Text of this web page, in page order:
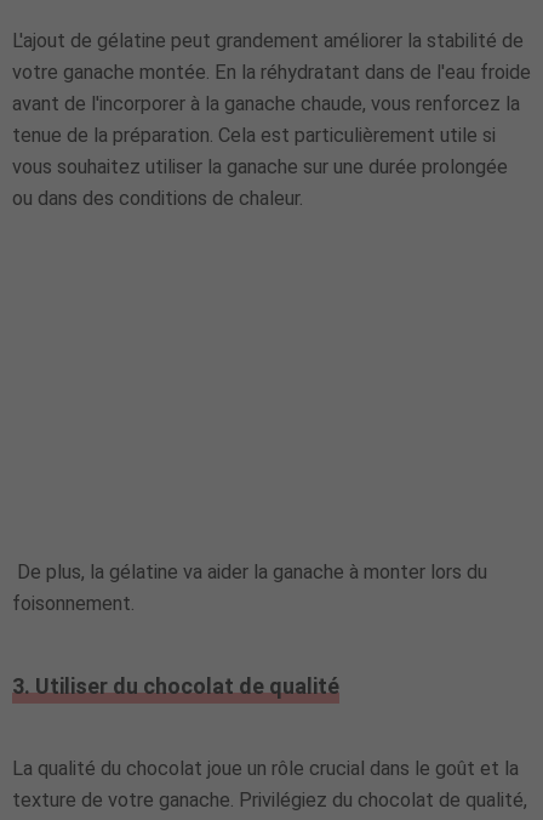
L'ajout de gélatine peut grandement améliorer la stabilité de
votre ganache montée. En la réhydratant dans de l'eau froide
avant de l'incorporer à la ganache chaude, vous renforcez la
tenue de la préparation. Cela est particulièrement utile si
vous souhaitez utiliser la ganache sur une durée prolongée
ou dans des conditions de chaleur.
De plus, la gélatine va aider la ganache à monter lors du
foisonnement.
3. Utiliser du chocolat de qualité
La qualité du chocolat joue un rôle crucial dans le goût et la
texture de votre ganache. Privilégiez du chocolat de qualité,